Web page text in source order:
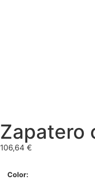
Zapatero
106,64 €
Color: